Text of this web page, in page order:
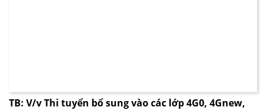
TB: V/v Thi tuyển bổ sung vào các lớp 4G0, 4Gnew,